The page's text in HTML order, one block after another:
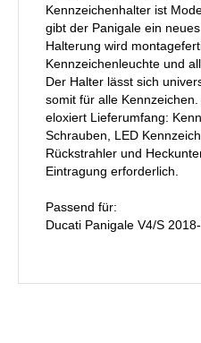
Kennzeichenhalter ist
gibt der Panigale ein
Halterung wird
Kennzeichenleuchte und
Der Halter lässt sich
somit für alle
eloxiert Lieferumfang:
Schrauben, LED
Rückstrahler und
Eintragung erforderlich.
Passend für:
Ducati Panigale V4/S